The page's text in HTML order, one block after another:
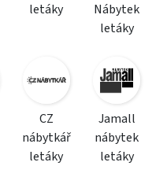
letáky
Nábytek
letáky
CZ
nábytkář
letáky
Jamall
nábytek
letáky